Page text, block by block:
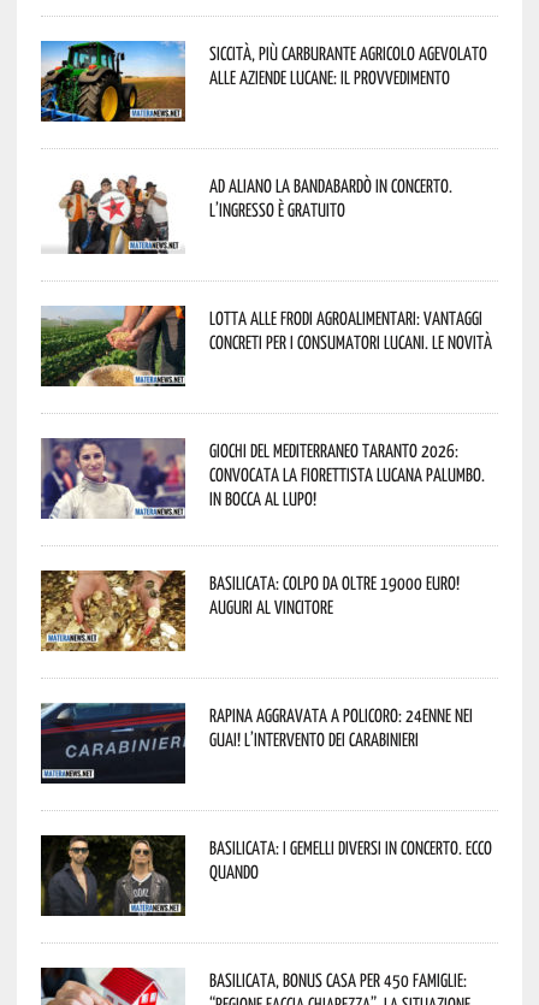
Siccità, più carburante agricolo agevolato
alle aziende lucane: il provvedimento
Ad Aliano la Bandabardò in concerto.
L’ingresso è gratuito
Lotta alle frodi agroalimentari: vantaggi
concreti per i consumatori lucani. Le novità
Giochi del Mediterraneo Taranto 2026:
convocata la fiorettista lucana Palumbo.
In bocca al lupo!
Basilicata: colpo da oltre 19000 Euro!
Auguri al vincitore
Rapina aggravata a Policoro: 24enne nei
guai! L’intervento dei Carabinieri
Basilicata: i Gemelli DiVersi in concerto. Ecco
quando
Basilicata, Bonus casa per 450 famiglie: